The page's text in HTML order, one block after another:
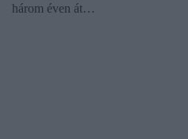
három éven át…